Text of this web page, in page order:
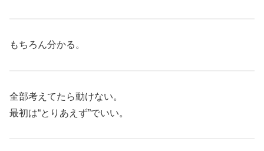
もちろん分かる。
全部考えてたら動けない。
最初は“とりあえず”でいい。